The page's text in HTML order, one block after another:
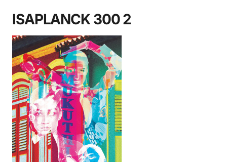
ISAPLANCK 300 2